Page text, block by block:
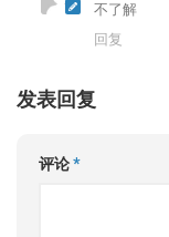
不了解
回复
发表回复
评论*